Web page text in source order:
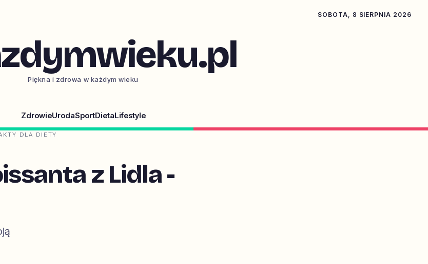
SOBOTA, 8 SIERPNIA 2026
Piękna i zdrowa w każdym wieku
ZdrowieUrodaSportDietaLifestyle
DLA DIETY
z Lidla -